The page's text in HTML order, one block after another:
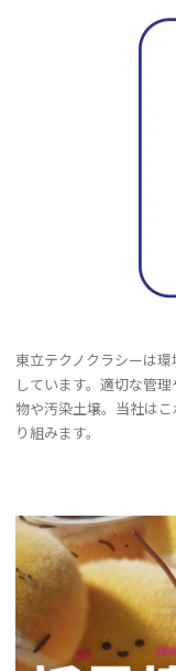
東立テクノクラシーは
しています。適切な管
物や汚染土壌。当社は
り組みます。